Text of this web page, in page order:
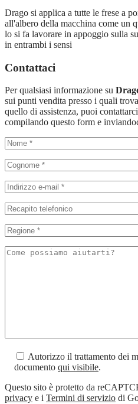
Drago si applica a tutte le frese a
all'albero della macchina come un
lo si fa lavorare in appoggio sulla
in entrambi i sensi
Contattaci
Per qualsiasi informazione su
sui punti vendita presso i quali
quello di assistenza, puoi
compilando questo form e
Autorizzo il trattamento dei
documento qui visibile.
Questo sito è protetto da
privacy e i Termini di servizio di